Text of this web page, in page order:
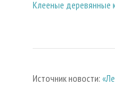
Клееные деревянные
Источник новости: